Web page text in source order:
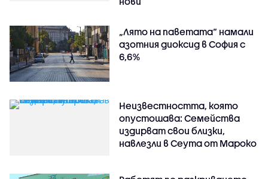
„Лято на паветата“ намали
азотния диоксид в София с
6,6%
Неизвестността, която
опустошава: Семейства
издирват свои близки,
навлезли в Сеута от Мароко